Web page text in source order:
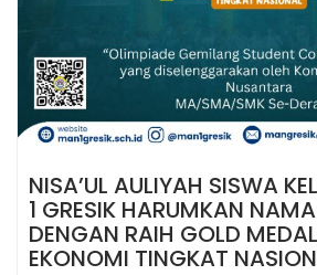
NISA’UL AULIYAH SISWA
1 GRESIK HARUMKAN
DENGAN RAIH GOLD
EKONOMI TINGKAT